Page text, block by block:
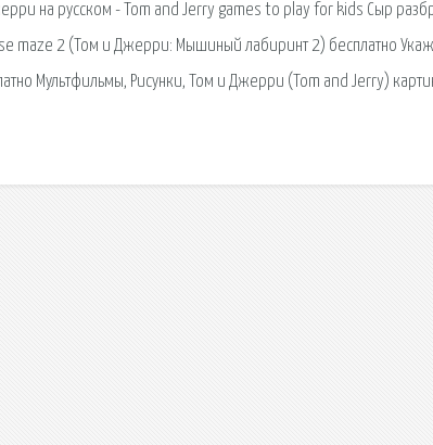
на русском - Tom and Jerry games to play for kids Сыр
maze 2 (Том и Джерри: Мышиный лабиринт 2) бесплатно
Мультфильмы, Рисунки, Том и Джерри (Tom and Jerry)